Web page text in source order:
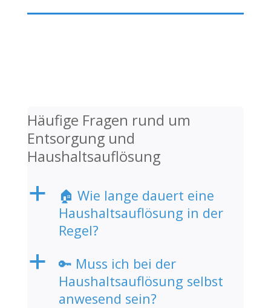
Häufige Fragen rund um
Entsorgung und
Haushaltsauflösung
a
🏠 Wie lange dauert eine
Haushaltsauflösung in der
Regel?
a
🔑 Muss ich bei der
Haushaltsauflösung selbst
anwesend sein?